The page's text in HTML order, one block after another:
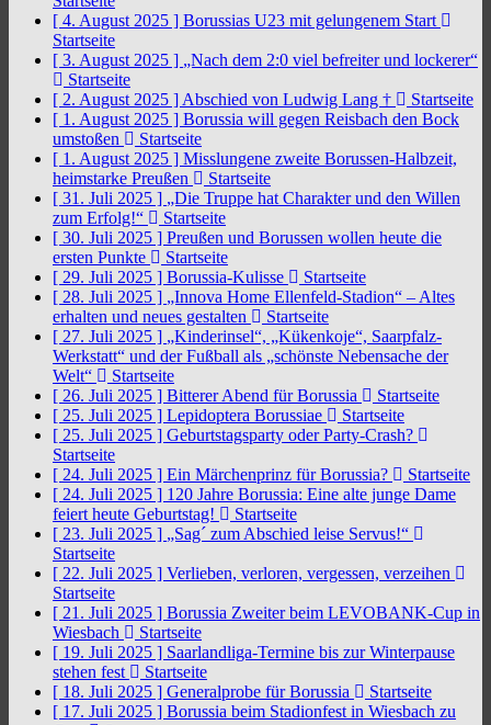
[ 4. August 2025 ] Borussias U23 mit gelungenem Start
Startseite
[ 3. August 2025 ] „Nach dem 2:0 viel befreiter und lockerer“
Startseite
[ 2. August 2025 ] Abschied von Ludwig Lang †
Startseite
[ 1. August 2025 ] Borussia will gegen Reisbach den Bock
umstoßen
Startseite
[ 1. August 2025 ] Misslungene zweite Borussen-Halbzeit,
heimstarke Preußen
Startseite
[ 31. Juli 2025 ] „Die Truppe hat Charakter und den Willen
zum Erfolg!“
Startseite
[ 30. Juli 2025 ] Preußen und Borussen wollen heute die
ersten Punkte
Startseite
[ 29. Juli 2025 ] Borussia-Kulisse
Startseite
[ 28. Juli 2025 ] „Innova Home Ellenfeld-Stadion“ – Altes
erhalten und neues gestalten
Startseite
[ 27. Juli 2025 ] „Kinderinsel“, „Kükenkoje“, Saarpfalz-
Werkstatt“ und der Fußball als „schönste Nebensache der
Welt“
Startseite
[ 26. Juli 2025 ] Bitterer Abend für Borussia
Startseite
[ 25. Juli 2025 ] Lepidoptera Borussiae
Startseite
[ 25. Juli 2025 ] Geburtstagsparty oder Party-Crash?
Startseite
[ 24. Juli 2025 ] Ein Märchenprinz für Borussia?
Startseite
[ 24. Juli 2025 ] 120 Jahre Borussia: Eine alte junge Dame
feiert heute Geburtstag!
Startseite
[ 23. Juli 2025 ] „Sag´ zum Abschied leise Servus!“
Startseite
[ 22. Juli 2025 ] Verlieben, verloren, vergessen, verzeihen
Startseite
[ 21. Juli 2025 ] Borussia Zweiter beim LEVOBANK-Cup in
Wiesbach
Startseite
[ 19. Juli 2025 ] Saarlandliga-Termine bis zur Winterpause
stehen fest
Startseite
[ 18. Juli 2025 ] Generalprobe für Borussia
Startseite
[ 17. Juli 2025 ] Borussia beim Stadionfest in Wiesbach zu